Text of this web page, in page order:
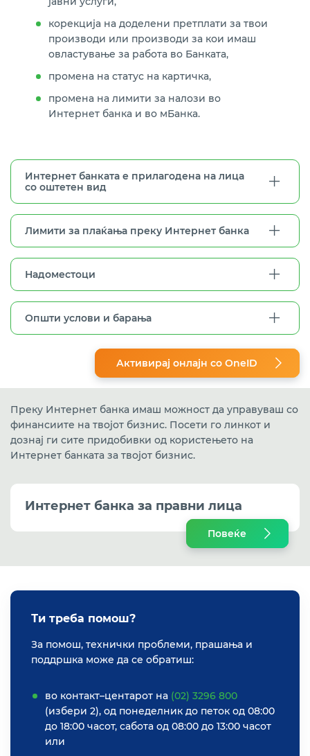
корекција на доделени претплати за твои
производи или производи за кои имаш
овластување за работа во Банката,
промена на статус на картичка,
промена на лимити за налози во
Интернет банка и во мБанка.
Интернет банката е прилагодена на лица
со оштетен вид
Лимити за плаќања преку Интернет банка
Надоместоци
Општи услови и барања
Активирај онлајн со OneID
Преку Интернет банка имаш можност да управуваш со
финансиите на твојот бизнис. Посети го линкот и
дознај ги сите придобивки од користењето на
Интернет банката за твојот бизнис.
Интернет банка за правни лица
Повеќе
Ти треба помош?
За помош, технички проблеми, прашања и
поддршка може да се обратиш:
во контакт–центарот на (02) 3296 800
(избери 2), од понеделник до петок од 08:00
до 18:00 часот, сабота од 08:00 до 13:00 часот
или